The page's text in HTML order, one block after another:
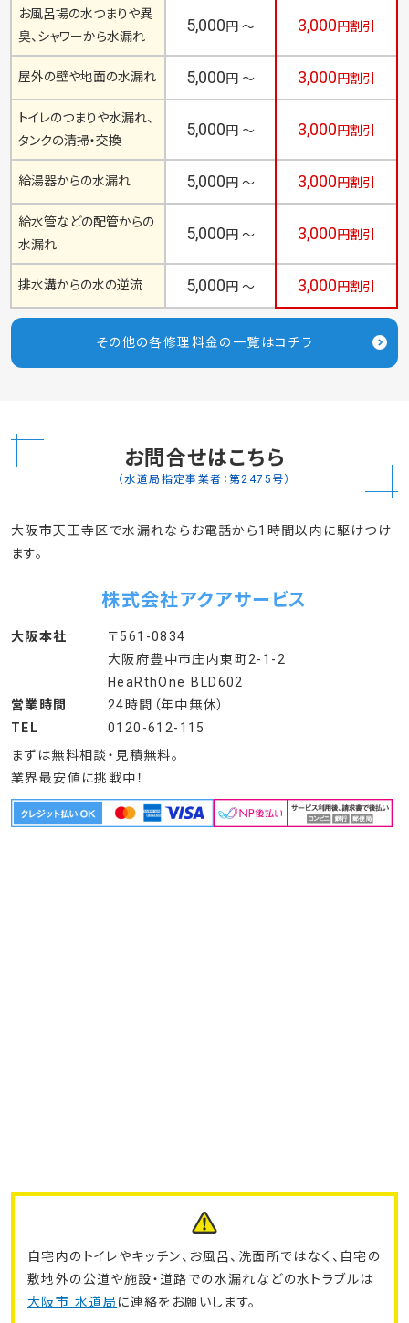
お風呂場の水つまりや異
臭、シャワーから水漏れ
5,000円 ～ 3,000円割引
屋外の壁や地面の水漏れ 5,000円 ～ 3,000円割引
トイレのつまりや水漏れ、
タンクの清掃・交換
5,000円 ～ 3,000円割引
給湯器からの水漏れ 5,000円 ～ 3,000円割引
給水管などの配管からの
水漏れ
5,000円 ～ 3,000円割引
排水溝からの水の逆流 5,000円 ～ 3,000円割引
その他の各修理料金の一覧はコチラ
お問合せはこちら
（水道局指定事業者：第2475号）
大阪市天王寺区で水漏れならお電話から1時間以内に駆けつけ
ます。
株式会社アクアサービス
大阪本社
〒561-0834
大阪府豊中市庄内東町2-1-2
HeaRthOne BLD602
営業時間
24時間（年中無休）
TEL
0120-612-115
まずは無料相談・見積無料。
業界最安値に挑戦中！
自宅内のトイレやキッチン、お風呂、洗面所ではなく、自宅の
敷地外の公道や施設・道路での水漏れなどの水トラブルは
大阪市 水道局 に連絡をお願いします。